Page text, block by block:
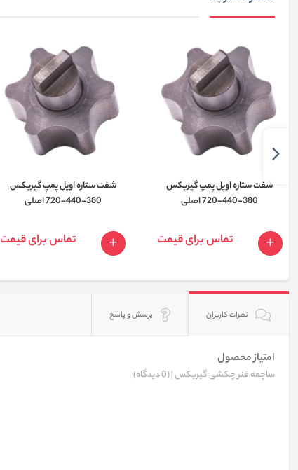
شفت ستاره اویل پمپ گیربکس
380-440-720 اصلی
تماس برای قیمت
شفت ستاره اویل پمپ گیربکس
380-440-720 اصلی
تماس برای قیمت
نظرات کاربران پرسش و پاسخ
امتیاز محصول
ساچمه فنر چکشی گیربکس |(0 دیدگاه)